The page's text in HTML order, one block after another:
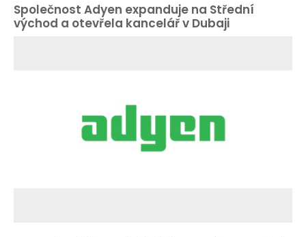
Společnost Adyen expanduje na Střední
východ a otevřela kancelář v Dubaji